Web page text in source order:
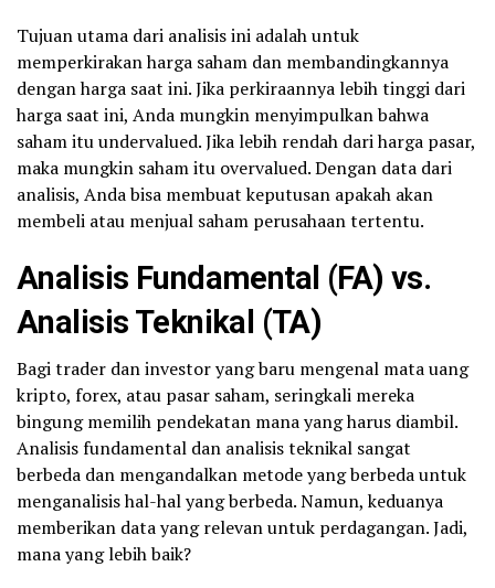
Tujuan utama dari analisis ini adalah untuk
memperkirakan harga saham dan membandingkannya
dengan harga saat ini. Jika perkiraannya lebih tinggi dari
harga saat ini, Anda mungkin menyimpulkan bahwa
saham itu undervalued. Jika lebih rendah dari harga pasar,
maka mungkin saham itu overvalued. Dengan data dari
analisis, Anda bisa membuat keputusan apakah akan
membeli atau menjual saham perusahaan tertentu.
Analisis Fundamental (FA) vs.
Analisis Teknikal (TA)
Bagi trader dan investor yang baru mengenal mata uang
kripto, forex, atau pasar saham, seringkali mereka
bingung memilih pendekatan mana yang harus diambil.
Analisis fundamental dan analisis teknikal sangat
berbeda dan mengandalkan metode yang berbeda untuk
menganalisis hal-hal yang berbeda. Namun, keduanya
memberikan data yang relevan untuk perdagangan. Jadi,
mana yang lebih baik?